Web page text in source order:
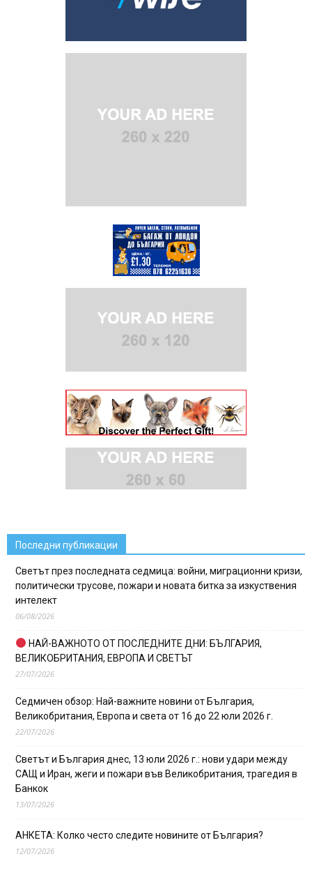
Последни публикации
Светът през последната седмица: войни, миграционни кризи,
политически трусове, пожари и новата битка за изкуствения
интелект
06/08/2026
НАЙ-ВАЖНОТО ОТ ПОСЛЕДНИТЕ ДНИ: БЪЛГАРИЯ,
ВЕЛИКОБРИТАНИЯ, ЕВРОПА И СВЕТЪТ
27/07/2026
Седмичен обзор: Най-важните новини от България,
Великобритания, Европа и света от 16 до 22 юли 2026 г.
22/07/2026
Светът и България днес, 13 юли 2026 г.: нови удари между
САЩ и Иран, жеги и пожари във Великобритания, трагедия в
Банкок
13/07/2026
АНКЕТА: Колко често следите новините от България?
12/07/2026